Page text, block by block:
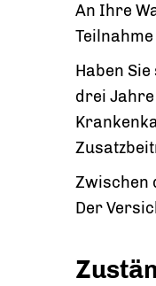
An Ihre
Haben
drei
Zwischen
Der